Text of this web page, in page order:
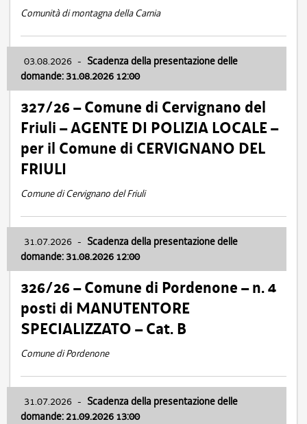
Comunità di montagna della Carnia
03.08.2026 - Scadenza della presentazione delle
domande: 31.08.2026 12:00
327/26 – Comune di Cervignano del
Friuli – AGENTE DI POLIZIA LOCALE –
per il Comune di CERVIGNANO DEL
FRIULI
Comune di Cervignano del Friuli
31.07.2026 - Scadenza della presentazione delle
domande: 31.08.2026 12:00
326/26 – Comune di Pordenone – n. 4
posti di MANUTENTORE
SPECIALIZZATO – Cat. B
Comune di Pordenone
31.07.2026 - Scadenza della presentazione delle
domande: 21.09.2026 13:00